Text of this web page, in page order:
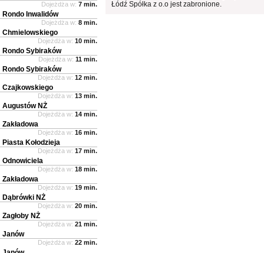
Łódź Spółka z o.o jest zabronione.
Dojeżdża w: 7 min.
Rondo Inwalidów
Dojeżdża w: 8 min.
Chmielowskiego
Dojeżdża w: 10 min.
Rondo Sybiraków
Dojeżdża w: 11 min.
Rondo Sybiraków
Dojeżdża w: 12 min.
Czajkowskiego
Dojeżdża w: 13 min.
Augustów NŻ
Dojeżdża w: 14 min.
Zakładowa
Dojeżdża w: 16 min.
Piasta Kołodzieja
Dojeżdża w: 17 min.
Odnowiciela
Dojeżdża w: 18 min.
Zakładowa
Dojeżdża w: 19 min.
Dąbrówki NŻ
Dojeżdża w: 20 min.
Zagłoby NŻ
Dojeżdża w: 21 min.
Janów
Dojeżdża w: 22 min.